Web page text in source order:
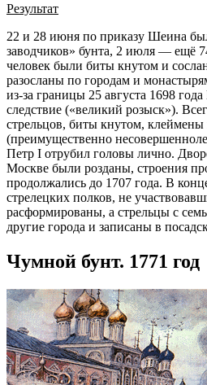
Результат
22 и 28 июня по приказу Шеина
заводчиков» бунта, 2 июля — ещё
человек были биты кнутом и
разосланы по городам и
из-за границы 25 августа 1698
следствие («великий розыск»).
стрельцов, биты кнутом, клеймены
(преимущественно
Петр I отрубил головы лично.
Москве были розданы, строения
продолжались до 1707 года. В
стрелецких полков, не
расформированы, а стрельцы с
другие города и записаны в
Чумной бунт. 1771 год